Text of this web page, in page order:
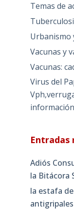
Temas de
Urbanismo
Vacunas y
Vacunas:
Virus del
Entradas
Adiós
la Bitácora
la estafa
antigripales